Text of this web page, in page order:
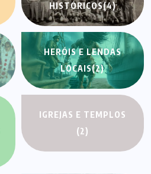
HISTÓRICOS(4)
HERÓIS E LENDAS
LOCAIS(2)
IGREJAS E TEMPLOS
(2)